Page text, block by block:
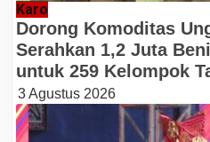
Karo
Dorong Komoditas
Serahkan 1,2 Juta
untuk 259 Kelompok
3 Agustus 2026